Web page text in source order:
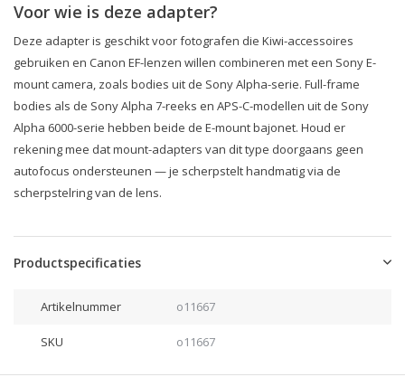
Voor wie is deze adapter?
Deze adapter is geschikt voor fotografen die Kiwi-accessoires
gebruiken en Canon EF-lenzen willen combineren met een Sony E-
mount camera, zoals bodies uit de Sony Alpha-serie. Full-frame
bodies als de Sony Alpha 7-reeks en APS-C-modellen uit de Sony
Alpha 6000-serie hebben beide de E-mount bajonet. Houd er
rekening mee dat mount-adapters van dit type doorgaans geen
autofocus ondersteunen — je scherpstelt handmatig via de
scherpstelring van de lens.
Productspecificaties
Artikelnummer o11667
SKU o11667